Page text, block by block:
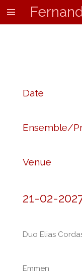
Skip
Date
Ensemble/
Venue
21-02-
Duo Elias
Emmen